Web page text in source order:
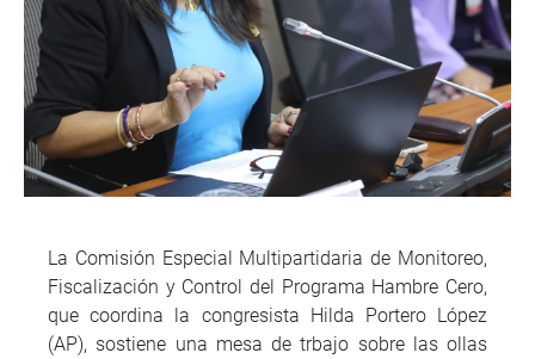
La Comisión Especial Multipartidaria de Monitoreo,
Fiscalización y Control del Programa Hambre Cero,
que coordina la congresista Hilda Portero López
(AP), sostiene una mesa de trbajo sobre las ollas